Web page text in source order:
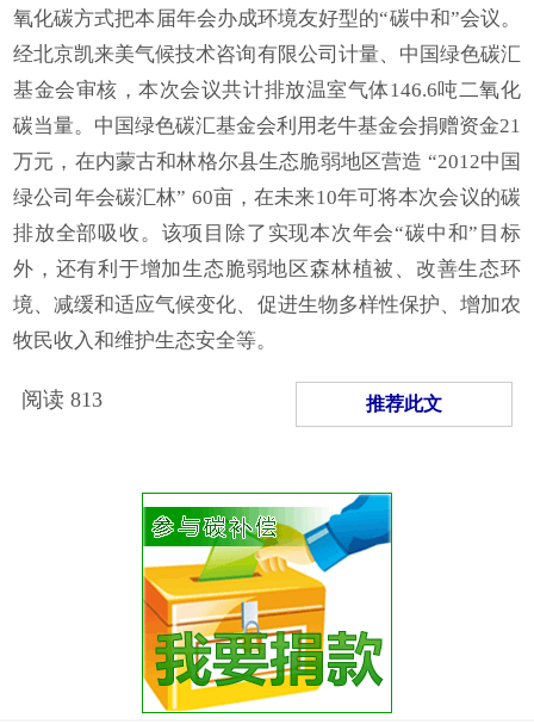
氧化碳方式把本届年会办成环境友好型的“碳中和”会议。
经北京凯来美气候技术咨询有限公司计量、中国绿色碳汇
基金会审核，本次会议共计排放温室气体146.6吨二氧化
碳当量。中国绿色碳汇基金会利用老牛基金会捐赠资金21
万元，在内蒙古和林格尔县生态脆弱地区营造 “2012中国
绿公司年会碳汇林” 60亩，在未来10年可将本次会议的碳
排放全部吸收。该项目除了实现本次年会“碳中和”目标
外，还有利于增加生态脆弱地区森林植被、改善生态环
境、减缓和适应气候变化、促进生物多样性保护、增加农
牧民收入和维护生态安全等。
阅读 813 推荐此文